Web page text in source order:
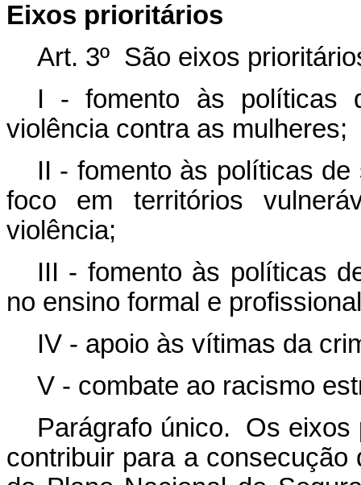
Eixos prioritários
Art. 3º São eixos
I - fomento às políticas
violência contra as mulheres;
II - fomento às políticas
foco em territórios
violência;
III - fomento às políticas
no ensino formal e
IV - apoio às vítimas da
V - combate ao racismo
Parágrafo único. Os
contribuir para a